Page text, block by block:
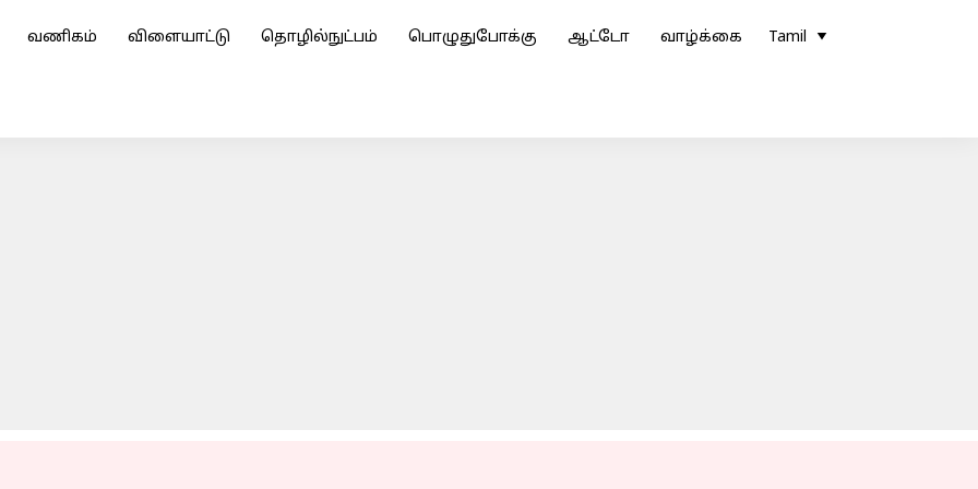
வணிகம் விளையாட்டு தொழில்நுட்பம் பொழுதுபோக்கு ஆட்டோ வாழ்க்கை Tamil
விலை சர்வதேச அளவில் கடும் வீழ்ச்சி; என்ன காரணம்?